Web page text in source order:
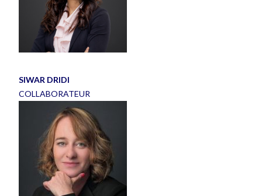
SIWAR DRIDI
COLLABORATEUR